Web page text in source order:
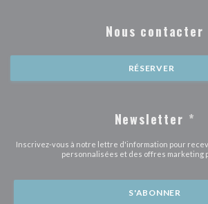
Nous contacter
RÉSERVER
Newsletter *
Inscrivez-vous à notre lettre d'information pour
personnalisées et des offres marketing
S'ABONNER